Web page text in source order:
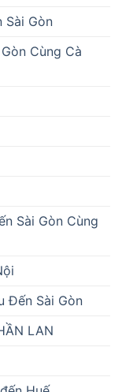
Sài Gòn
Cùng Cà
Sài Gòn Cùng
Đến Sài Gòn
LAN